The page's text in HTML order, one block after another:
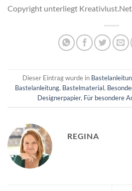
Copyright unterliegt Kreativlust.Net
Dieser Eintrag wurde in
Bastelanleitung, Bastelmaterial,
Designerpapier, Für besondere
REGINA